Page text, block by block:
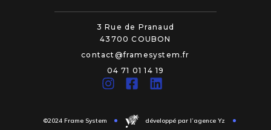
3 Rue de Pranaud
43700 COUBON
contact@framesystem.fr
04 71 01 14 19
©2024 Frame System
développé par l’agence Yz